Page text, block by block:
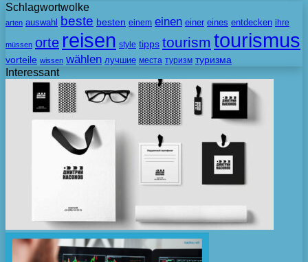
Schlagwortwolke
arten auswahl beste besten einem einen einer eines entdecken ihre
müssen orte reisen style tipps tourism tourismus
vorteile wissen wählen лучшие места туризм туризма
Interessant